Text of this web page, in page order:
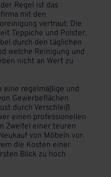
Regel ist das
mit den
vertraut: Die
Teppiche und Polster,
durch den täglichen
welche Reinigung und
nicht an Wert zu
eine regelmäßige und
Gewerbeflächen
durch Verschleiß
einen professionellen
Zweifel einer teuren
von Möbeln vor.
die Kosten einer
Blick zu hoch